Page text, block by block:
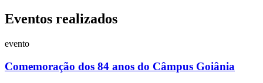
Eventos realizados
evento
Comemoração dos 84 anos do Câmpus Goiânia